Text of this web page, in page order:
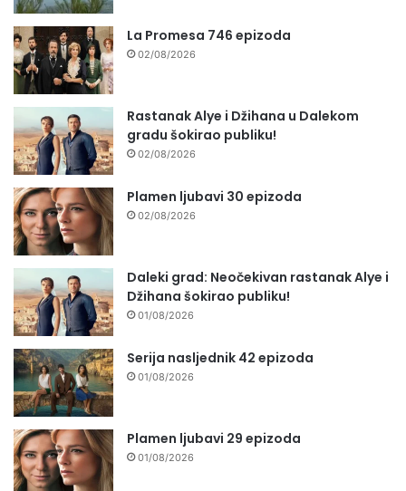
La Promesa 746 epizoda
02/08/2026
Rastanak Alye i Džihana u Dalekom
gradu šokirao publiku!
02/08/2026
Plamen ljubavi 30 epizoda
02/08/2026
Daleki grad: Neočekivan rastanak Alye i
Džihana šokirao publiku!
01/08/2026
Serija nasljednik 42 epizoda
01/08/2026
Plamen ljubavi 29 epizoda
01/08/2026